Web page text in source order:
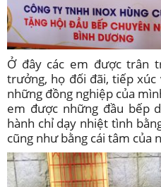
Ở đây các em được trân
trưởng, họ đối đãi, tiếp
những đồng nghiệp của
em được những đầu bếp
hành chỉ dạy nhiệt tình
cũng như bằng cái tâm của